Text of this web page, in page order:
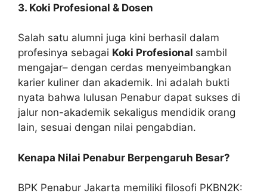
3. Koki Profesional & Dosen
Salah satu alumni juga kini berhasil dalam
profesinya sebagai Koki Profesional sambil
mengajar– dengan cerdas menyeimbangkan
karier kuliner dan akademik. Ini adalah bukti
nyata bahwa lulusan Penabur dapat sukses di
jalur non-akademik sekaligus mendidik orang
lain, sesuai dengan nilai pengabdian.
Kenapa Nilai Penabur Berpengaruh Besar?
BPK Penabur Jakarta memiliki filosofi PKBN2K: